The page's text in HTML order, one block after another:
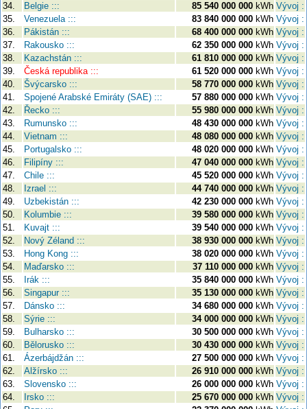
34.
Belgie ::: 85 540 000 000 kWh Vývoj :
35.
Venezuela ::: 83 840 000 000 kWh Vývoj :
36.
Pákistán ::: 68 400 000 000 kWh Vývoj :
37.
Rakousko ::: 62 350 000 000 kWh Vývoj :
38.
Kazachstán ::: 61 810 000 000 kWh Vývoj :
39.
Česká republika ::: 61 520 000 000 kWh Vývoj :
40.
Švýcarsko ::: 58 770 000 000 kWh Vývoj :
41.
Spojené Arabské Emiráty (SAE) ::: 57 880 000 000 kWh Vývoj :
42.
Řecko ::: 55 980 000 000 kWh Vývoj :
43.
Rumunsko ::: 48 430 000 000 kWh Vývoj :
44.
Vietnam ::: 48 080 000 000 kWh Vývoj :
45.
Portugalsko ::: 48 020 000 000 kWh Vývoj :
46.
Filipíny ::: 47 040 000 000 kWh Vývoj :
47.
Chile ::: 45 520 000 000 kWh Vývoj :
48.
Izrael ::: 44 740 000 000 kWh Vývoj :
49.
Uzbekistán ::: 42 230 000 000 kWh Vývoj :
50.
Kolumbie ::: 39 580 000 000 kWh Vývoj :
51.
Kuvajt ::: 39 540 000 000 kWh Vývoj :
52.
Nový Zéland ::: 38 930 000 000 kWh Vývoj :
53.
Hong Kong ::: 38 020 000 000 kWh Vývoj :
54.
Maďarsko ::: 37 110 000 000 kWh Vývoj :
55.
Irák ::: 35 840 000 000 kWh Vývoj :
56.
Singapur ::: 35 130 000 000 kWh Vývoj :
57.
Dánsko ::: 34 680 000 000 kWh Vývoj :
58.
Sýrie ::: 34 000 000 000 kWh Vývoj :
59.
Bulharsko ::: 30 500 000 000 kWh Vývoj :
60.
Bělorusko ::: 30 430 000 000 kWh Vývoj :
61.
Ázerbájdžán ::: 27 500 000 000 kWh Vývoj :
62.
Alžírsko ::: 26 910 000 000 kWh Vývoj :
63.
Slovensko ::: 26 000 000 000 kWh Vývoj :
64.
Irsko ::: 25 670 000 000 kWh Vývoj :